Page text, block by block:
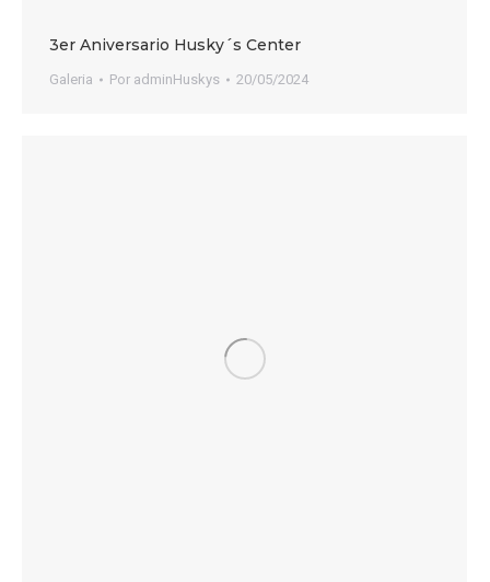
3er Aniversario Husky´s Center
Galeria Por adminHuskys 20/05/2024